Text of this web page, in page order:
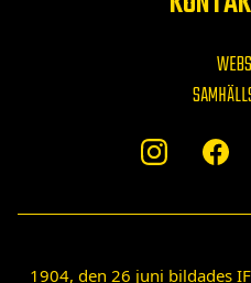
1904, den 26 juni bildades